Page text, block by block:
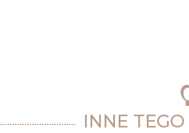
INNE